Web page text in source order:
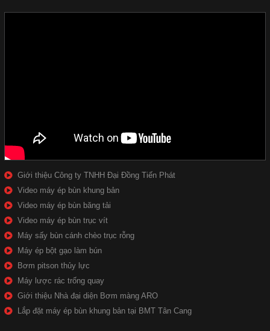
Giới thiệu Công ty TNHH Đại Đồng Tiến Phát
Video máy ép bùn khung bản
Video máy ép bùn băng tải
Video máy ép bùn trục vít
Máy sấy bùn cánh chèo trục rỗng
Máy ép bột gạo làm bún
Bơm pitson thủy lực
Máy lược rác trống quay
Giới thiệu Nhà đại diện Bơm màng ARO
Lắp đặt máy ép bùn khung bản tại BMT Tân Cang